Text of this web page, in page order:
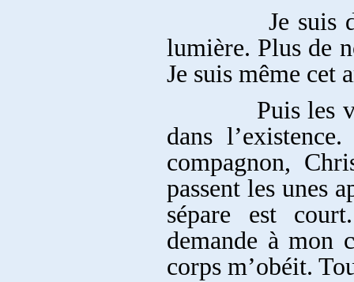
Je suis dans
lumière. Plus de
Je suis même cet
Puis les
dans
compagnon,
passent les unes
sépare est
demande à mon
corps m’obéit.